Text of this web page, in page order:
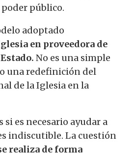
público.
adoptado
en proveedora de
No es una simple
una redefinición del
de la Iglesia en la
si es necesario ayudar a
indiscutible. La cuestión
realiza de forma